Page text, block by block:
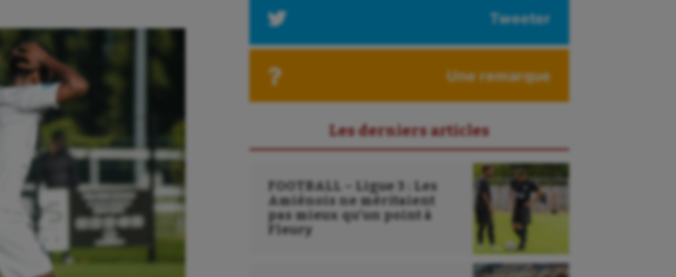
Tweeter
Une remarque
Les derniers articles
FOOTBALL – Ligue 3 : Les
Amiénois ne méritaient
pas mieux qu’un point à
Fleury